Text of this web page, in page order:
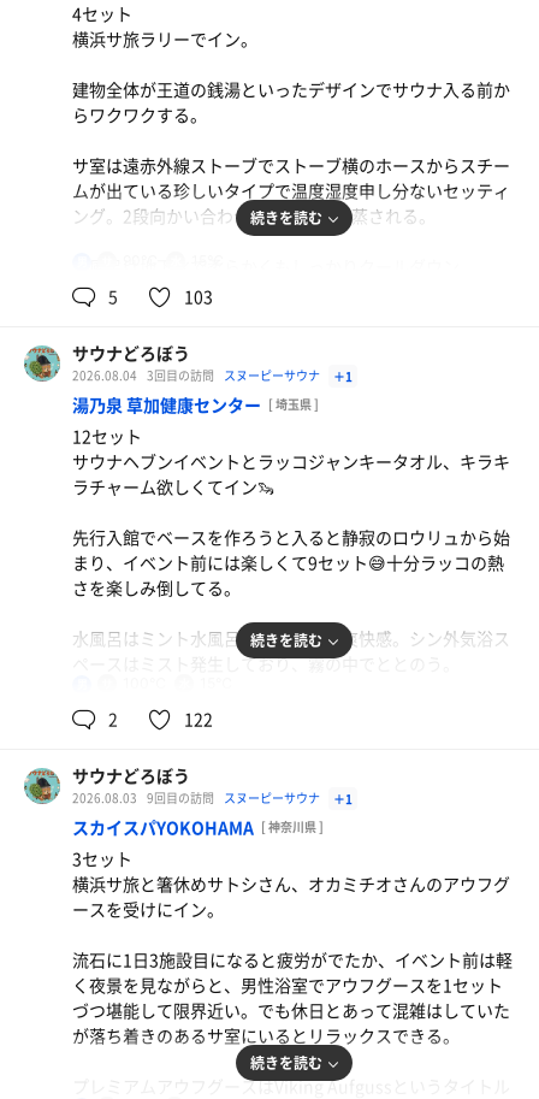
朝は起きたてかハードセッティングで水風呂も12℃に戻っ
ていたので浅めに3セットで終了。
4セット
横浜サ旅ラリーでイン。
建物全体が王道の銭湯といったデザインでサウナ入る前か
らワクワクする。
サ室は遠赤外線ストーブでストーブ横のホースからスチー
ムが出ている珍しいタイプで温度湿度申し分ないセッティ
ング。2段向かい合わせに座り静かに蒸される。
時期暑かったが外気浴一択だった。夕日が沈む瞬間、夕方
の涼しさの混じった風を楽しみながらととのう。
地域の老若男女の方が楽しんで過ごされている光景に嬉し
くなり、邪魔しないよう静かに終了。
無理せず今後も残ってほしい良い施設だった。
続きを読む
5 103
サウナどろぼう
2026.08.04 3回目の訪問 スヌーピーサウナ ＋1
湯乃泉 草加健康センター [ 埼玉県 ]
12セット
サウナヘブンイベントとラッコジャンキータオル、キラキ
ラチャーム欲しくてイン🦦
先行入館でベースを作ろうと入ると静寂のロウリュから始
まり、イベント前には楽しくて9セット😅十分ラッコの熱
さを楽しみ倒してる。
水風呂はミント水風呂が夏を感じる爽快感。シン外気浴ス
ペースはミスト発生しており、霧の中でととのう。
肝心のヘブンイベントは、スタート13時回で油断してると
45分並んでなんとかシュー&リッキーさんを受けられた。
ラッコのサ室で柔らかい風、1セット目レモン、青森ヒ
バ、2セット目ペパーミントと香りを楽しむことができた
貴重な体験だった。
出た時には参加できるのが次の次になるので、ここで終
了。
続きを読む
2 122
サウナどろぼう
2026.08.03 9回目の訪問 スヌーピーサウナ ＋1
スカイスパYOKOHAMA [ 神奈川県 ]
3セット
横浜サ旅と箸休めサトシさん、オカミチオさんのアウフグ
ースを受けにイン。
流石に1日3施設目になると疲労がでたか、イベント前は軽
く夜景を見ながらと、男性浴室でアウフグースを1セット
づつ堪能して限界近い。でも休日とあって混雑はしていた
が落ち着きのあるサ室にいるとリラックスできる。
プレミアムアウフグースはViking Aufgussというタイトル
続きを読む